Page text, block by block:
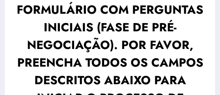
FORMULÁRIO COM PERGUNTAS
INICIAIS (FASE DE PRÉ-
NEGOCIAÇÃO). POR FAVOR,
PREENCHA TODOS OS CAMPOS
DESCRITOS ABAIXO PARA